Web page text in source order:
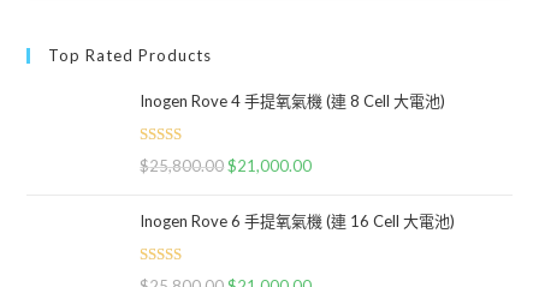
Top Rated Products
Inogen Rove 4 手提氧氣機 (連 8 Cell 大電池)
Rated5.00
$25,800.00 $21,000.00
Inogen Rove 6 手提氧氣機 (連 16 Cell 大電池)
Rated5.00